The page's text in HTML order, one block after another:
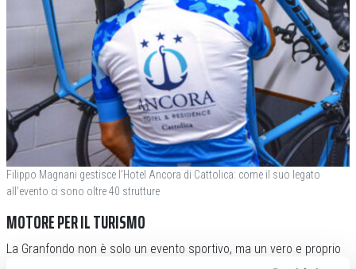
Filippo Magnani gestisce l’Hotel Ancora di Cattolica: come il suo legato
all’evento ci sono oltre 40 strutture
MOTORE PER IL TURISMO
La Granfondo non è solo un evento sportivo, ma un vero e proprio